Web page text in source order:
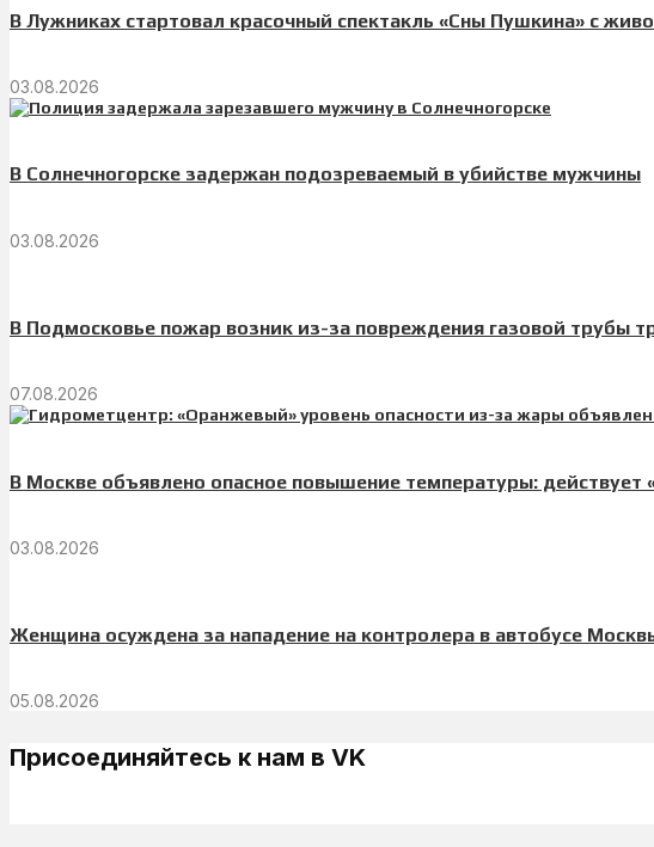
В Лужниках стартовал красочный спектакль «Сны Пушкина» с
03.08.2026
В Солнечногорске задержан подозреваемый в убийстве мужчины
03.08.2026
В Подмосковье пожар возник из-за повреждения газовой трубы
07.08.2026
В Москве объявлено опасное повышение температуры: действует
03.08.2026
Женщина осуждена за нападение на контролера в автобусе
05.08.2026
Присоединяйтесь к нам в VK